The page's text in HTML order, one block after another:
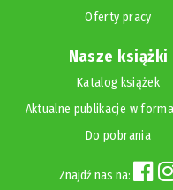
Oferty pracy
Nasze książki
Katalog książek
Aktualne publikacje w
Do pobrania
Znajdź nas na: